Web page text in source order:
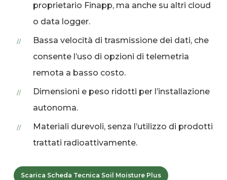
proprietario Finapp, ma anche su altri cloud
o data logger.
Bassa velocità di trasmissione dei dati, che
consente l’uso di opzioni di telemetria
remota a basso costo.
Dimensioni e peso ridotti per l’installazione
autonoma.
Materiali durevoli, senza l’utilizzo di prodotti
trattati radioattivamente.
Scarica Scheda Tecnica Soil Moisture Plus